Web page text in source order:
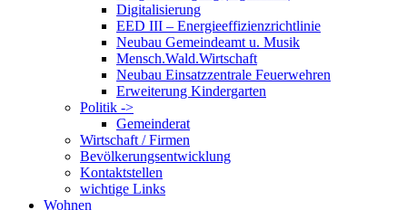
Digitalisierung
EED III – Energieeffizienzrichtlinie
Neubau Gemeindeamt u. Musik
Mensch.Wald.Wirtschaft
Neubau Einsatzzentrale Feuerwehren
Erweiterung Kindergarten
Politik ->
Gemeinderat
Wirtschaft / Firmen
Bevölkerungsentwicklung
Kontaktstellen
wichtige Links
Wohnen